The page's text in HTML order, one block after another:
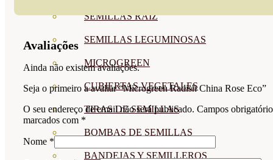
SEMILLAS RAÍZ
SEMILLAS LEGUMINOSAS
MICROGREEN
CUBIERTAS VEGETALES
TIRAS DE SEMILLAS
BOMBAS DE SEMILLAS
BANDEJAS Y SEMILLEROS
Avaliações
Ainda não existem avaliações.
Seja o primeiro a avaliar “Microgreen Radish China Rose Eco”
O seu endereço de email não será publicado. Campos
marcados com *
Nome *